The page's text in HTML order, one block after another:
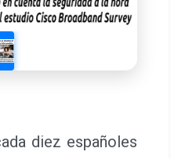
diez españoles